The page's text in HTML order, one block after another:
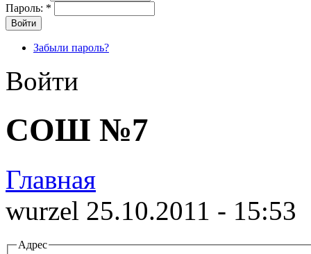
Пароль: *
Забыли пароль?
Войти
СОШ №7
Главная
wurzel 25.10.2011 - 15:53
Адрес